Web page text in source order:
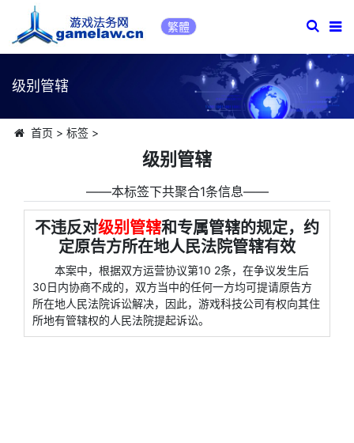
繁體
级别管辖
首页 > 标签>
级别管辖
――本标签下共聚合1条信息――
不违反对级别管辖和专属管辖的规定，约
定原告方所在地人民法院管辖有效
本案中，根据双方运营协议第10 2条，在争议发生后
30日内协商不成的，双方当中的任何一方均可提请原告方
所在地人民法院诉讼解决，因此，游戏科技公司有权向其住
所地有管辖权的人民法院提起诉讼。